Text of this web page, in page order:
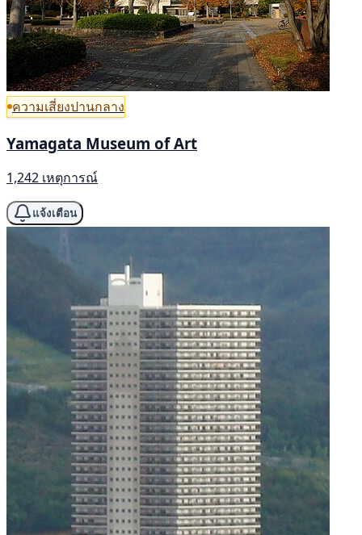
ความเสี่ยงปานกลาง
Yamagata Museum of Art
1,242 เหตุการณ์
แจ้งเตือน